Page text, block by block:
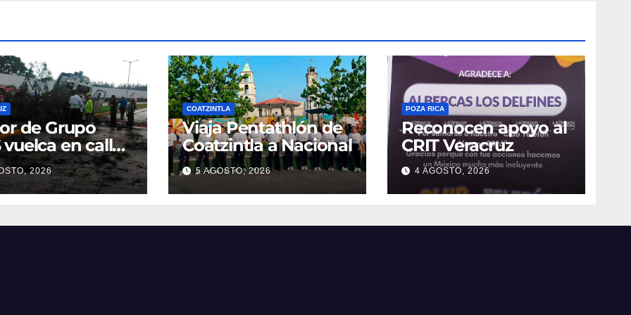
de Grupo
vuelca en calle
y genera
vial2026
COATZINTLA
Viaja Pentathlón de
Coatzintla a Nacional
5 AGOSTO, 2026
POZA RICA
Reconocen apoyo al
CRIT Veracruz
4 AGOSTO, 2026